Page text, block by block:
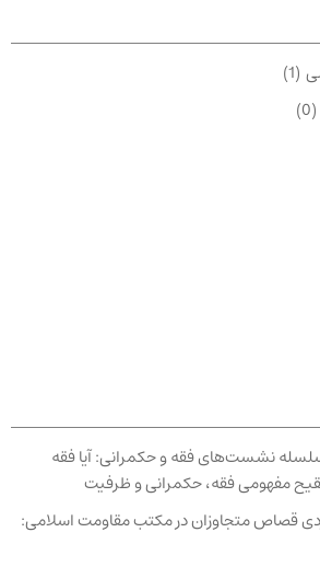
1
0
نشست‌های فقه و حکمرانی: آیا فقه
مفهومی فقه، حکمرانی و ظرفیت
قصاص متجاوزان در مکتب مقاومت اسلامی: